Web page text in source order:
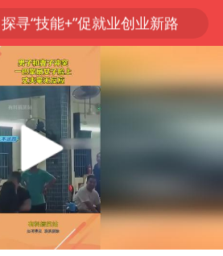
探寻“技能+”促就业创业新路
台风白海豚或在华东沿海登陆
38岁山东财大教授刘海明逝世
因凡蒂诺首次公开道歉
FIFA官方支持因凡蒂诺
人贩子“梅姨”真实姓名曝光
《Monica》填词人黎彼得去世